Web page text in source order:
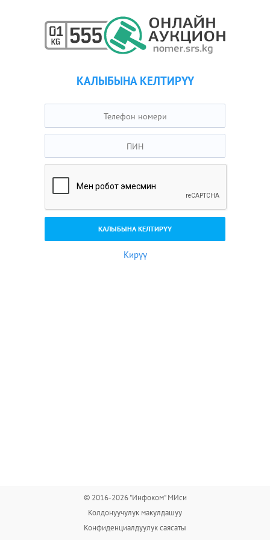
КАЛЫБЫНА КЕЛТИРҮҮ
Кирүү
© 2016-2026 "Инфоком" МИси
Колдонуучулук макулдашуу
Конфиденциалдуулук саясаты